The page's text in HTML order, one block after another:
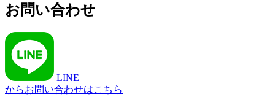
お問い合わせ
LINE
からお問い合わせはこちら